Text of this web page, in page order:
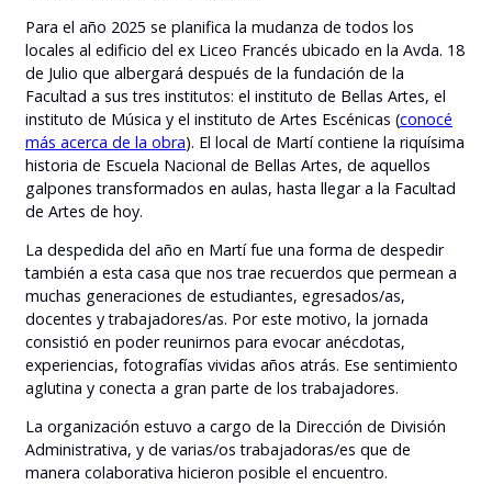
Para el año 2025 se planifica la mudanza de todos los
locales al edificio del ex Liceo Francés ubicado en la Avda. 18
de Julio que albergará después de la fundación de la
Facultad a sus tres institutos: el instituto de Bellas Artes, el
instituto de Música y el instituto de Artes Escénicas (conocé
más acerca de la obra). El local de Martí contiene la riquísima
historia de Escuela Nacional de Bellas Artes, de aquellos
galpones transformados en aulas, hasta llegar a la Facultad
de Artes de hoy.
La despedida del año en Martí fue una forma de despedir
también a esta casa que nos trae recuerdos que permean a
muchas generaciones de estudiantes, egresados/as,
docentes y trabajadores/as. Por este motivo, la jornada
consistió en poder reunirnos para evocar anécdotas,
experiencias, fotografías vividas años atrás. Ese sentimiento
aglutina y conecta a gran parte de los trabajadores.
La organización estuvo a cargo de la Dirección de División
Administrativa, y de varias/os trabajadoras/es que de
manera colaborativa hicieron posible el encuentro.